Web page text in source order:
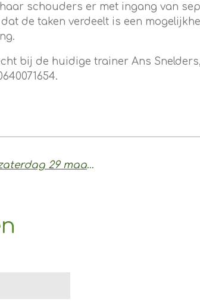
schouders er met ingang van
de taken verdeelt is een
bij de huidige trainer Ans
Uitnodiging Unified toernooi zaterdag 29 maart 2025